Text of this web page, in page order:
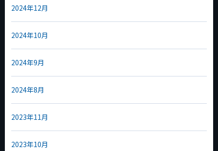
2024年12月
2024年10月
2024年9月
2024年8月
2023年11月
2023年10月